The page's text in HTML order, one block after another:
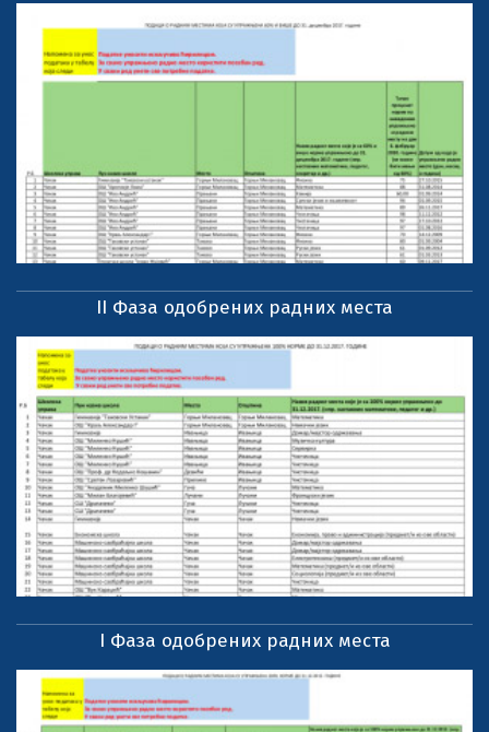
II Фаза одобрених радних места
I Фаза одобрених радних места